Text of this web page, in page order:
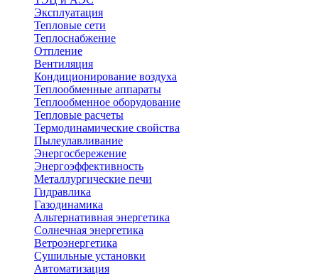
Эксплуатация
Тепловые сети
Теплоснабжение
Отпление
Вентиляция
Кондиционирование воздуха
Теплообменные аппараты
Теплообменное оборудование
Тепловые расчеты
Термодинамические свойства
Пылеулавливание
Энергосбережение
Энергоэффективность
Металлургические печи
Гидравлика
Газодинамика
Альтернативная энергетика
Солнечная энергетика
Ветроэнергетика
Сушильные установки
Автоматизация